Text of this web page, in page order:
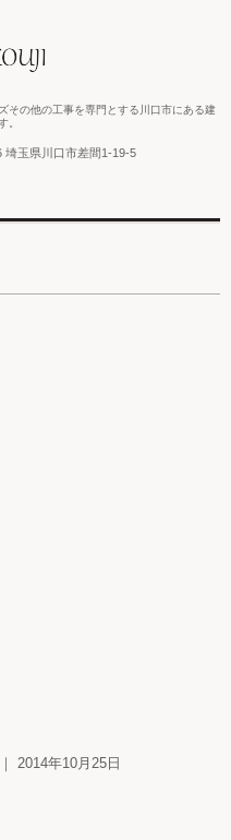
その他の工事を専門とする川口市にある建
。
埼玉県川口市差間1-19-5
｜ 2014年10月25日